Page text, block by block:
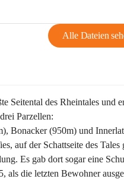
Alle Dateien
Seitental des Rheintales und
Parzellen:
Bonacker (950m) und
auf der Schattseite des
Es gab dort sogar eine
als die letzten Bewohner